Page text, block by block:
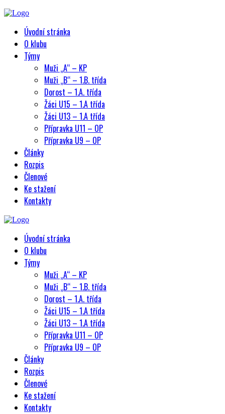
Úvodní stránka
O klubu
Týmy
Muži „A“ – KP
Muži „B“ – 1.B. třída
Dorost – 1.A. třída
Žáci U15 – 1.A třída
Žáci U13 – 1.A třída
Přípravka U11 – OP
Přípravka U9 – OP
Články
Rozpis
Členové
Ke stažení
Kontakty
Úvodní stránka
O klubu
Týmy
Muži „A“ – KP
Muži „B“ – 1.B. třída
Dorost – 1.A. třída
Žáci U15 – 1.A třída
Žáci U13 – 1.A třída
Přípravka U11 – OP
Přípravka U9 – OP
Články
Rozpis
Členové
Ke stažení
Kontakty